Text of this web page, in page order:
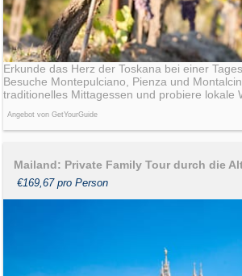
Erkunde das Herz der Toskana bei einer
Besuche Montepulciano, Pienza und
traditionelles Mittagessen und probiere lokale
Angebot von GetYourGuide
Mailand: Private Family Tour durch die
€169,67 pro Person